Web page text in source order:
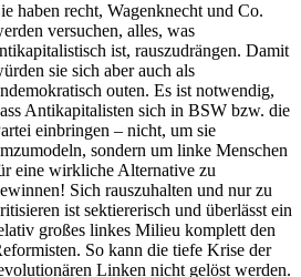
haben recht, Wagenknecht und Co.
versuchen, alles, was
ist, rauszudrängen. Damit
sie sich aber auch als
outen. Es ist notwendig,
Antikapitalisten sich in BSW bzw. die
einbringen – nicht, um sie
sondern um linke Menschen
eine wirkliche Alternative zu
Sich rauszuhalten und nur zu
ist sektiererisch und überlässt ein
großes linkes Milieu komplett den
So kann die tiefe Krise der
Linken nicht gelöst werden.